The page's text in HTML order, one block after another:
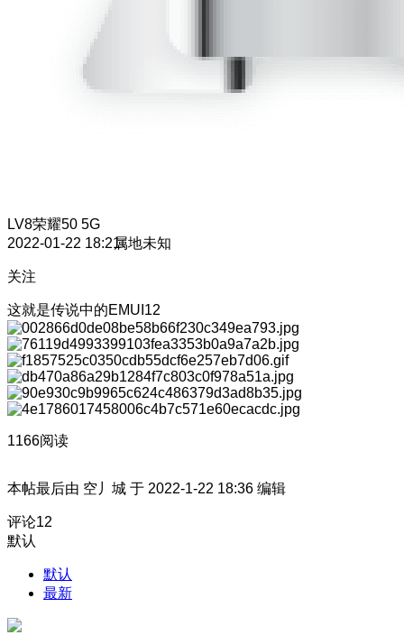
LV8荣耀50 5G
2022-01-22 18:21属地未知
关注
这就是传说中的EMUI12
1166阅读
本帖最后由 空丿城 于 2022-1-22 18:36 编辑
评论12
默认
默认
最新